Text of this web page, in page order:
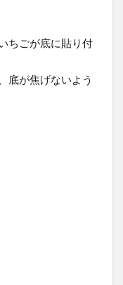
ちごが底に貼り付
底が焦げないよう